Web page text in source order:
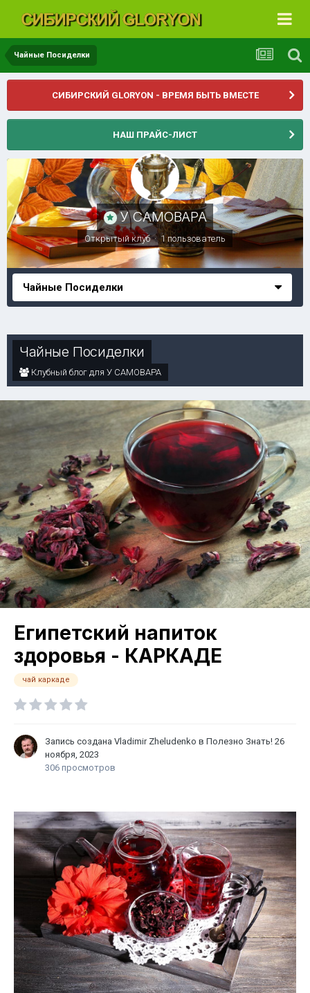
Чайные Посиделки
СИБИРСКИЙ GLORYON - ВРЕМЯ БЫТЬ ВМЕСТЕ
НАШ ПРАЙС-ЛИСТ
У САМОВАРА
Открытый клуб · 1 пользователь
Чайные Посиделки
Чайные Посиделки
Клубный блог для У САМОВАРА
Египетский напиток
здоровья - КАРКАДЕ
чай каркаде
Запись создана Vladimir Zheludenko в Полезно Знать! 26
ноября, 2023
306 просмотров